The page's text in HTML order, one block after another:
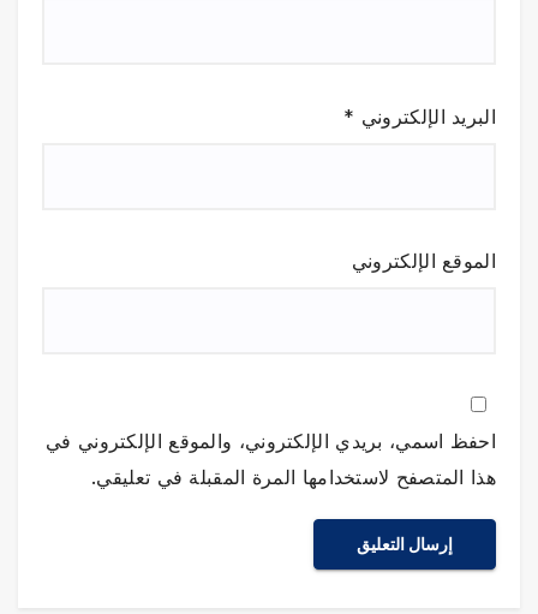
البريد الإلكتروني *
الموقع الإلكتروني
احفظ اسمي، بريدي الإلكتروني، والموقع الإلكتروني في
هذا المتصفح لاستخدامها المرة المقبلة في تعليقي.